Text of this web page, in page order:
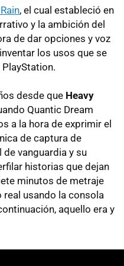
, el cual estableció en
y la ambición del
de dar opciones y voz
los usos que se
PlayStation.
desde que Heavy
Quantic Dream
a la hora de exprimir el
de captura de
vanguardia y su
historias que dejan
minutos de metraje
usando la consola
aquello era y